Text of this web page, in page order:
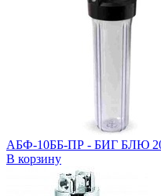
АБФ-10ББ-ПР - БИГ БЛЮ 20
В корзину